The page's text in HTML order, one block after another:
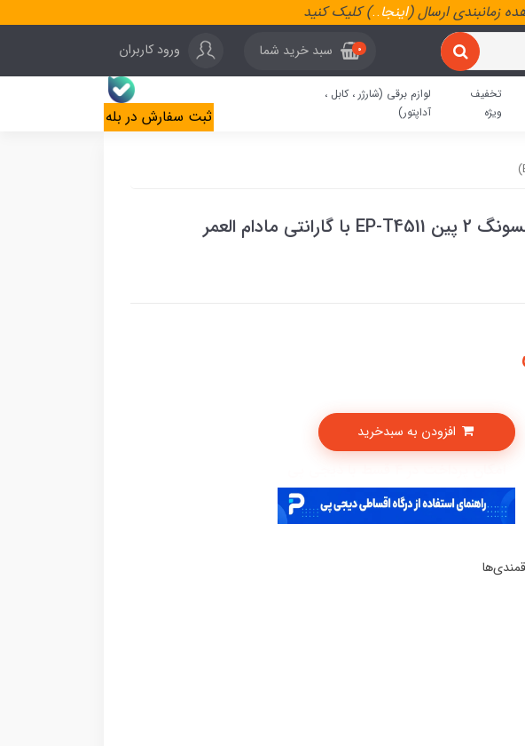
زمانبندی ارسال (اینجا..) کلیک کنید
0 سبد خرید شما ورود کاربران
تخفیف
ویژه
لوازم برقی (شارژر ، کابل ،
آداپتور)
ثبت سفارش در بله
آداپتور 45 وات سامسونگ 2 پین EP-T4511 با گارانتی مادام العمر